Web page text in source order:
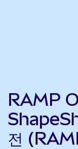
RAMP
전